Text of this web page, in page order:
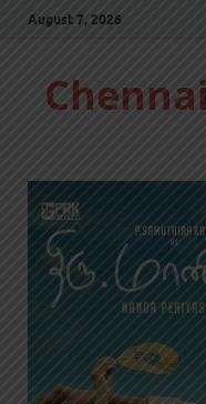
August 7, 2026